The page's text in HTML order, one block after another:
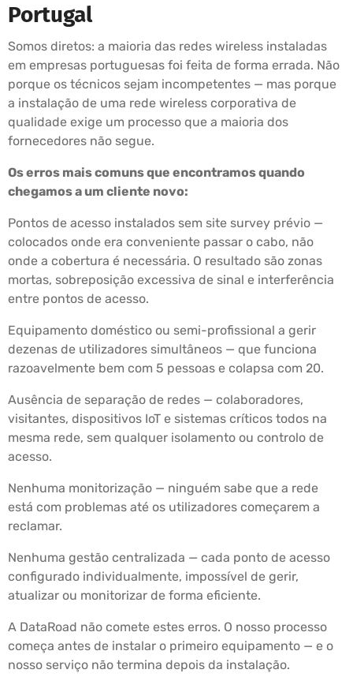
Portugal
Somos diretos: a maioria das redes wireless instaladas
em empresas portuguesas foi feita de forma errada. Não
porque os técnicos sejam incompetentes — mas porque
a instalação de uma rede wireless corporativa de
qualidade exige um processo que a maioria dos
fornecedores não segue.
Os erros mais comuns que encontramos quando
chegamos a um cliente novo:
Pontos de acesso instalados sem site survey prévio —
colocados onde era conveniente passar o cabo, não
onde a cobertura é necessária. O resultado são zonas
mortas, sobreposição excessiva de sinal e interferência
entre pontos de acesso.
Equipamento doméstico ou semi-profissional a gerir
dezenas de utilizadores simultâneos — que funciona
razoavelmente bem com 5 pessoas e colapsa com 20.
Ausência de separação de redes — colaboradores,
visitantes, dispositivos IoT e sistemas críticos todos na
mesma rede, sem qualquer isolamento ou controlo de
acesso.
Nenhuma monitorização — ninguém sabe que a rede
está com problemas até os utilizadores começarem a
reclamar.
Nenhuma gestão centralizada — cada ponto de acesso
configurado individualmente, impossível de gerir,
atualizar ou monitorizar de forma eficiente.
A DataRoad não comete estes erros. O nosso processo
começa antes de instalar o primeiro equipamento — e o
nosso serviço não termina depois da instalação.